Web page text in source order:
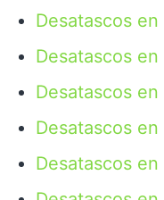
Desatascos
Desatascos
Desatascos
Desatascos
Desatascos